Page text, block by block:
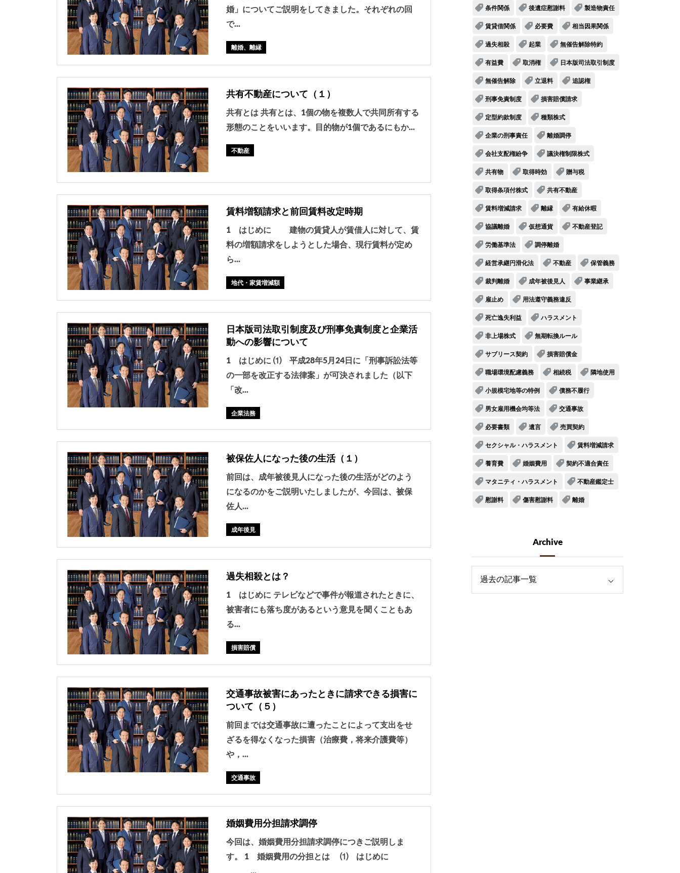
婚」についてご説明をしてきました。それぞれの回
で...
離婚、離縁
共有不動産について（１）
共有とは 共有とは、1個の物を複数人で共同所有する
形態のことをいいます。目的物が1個であるにもか...
不動産
賃料増額請求と前回賃料改定時期
1 はじめに 建物の賃貸人が賃借人に対して、賃
料の増額請求をしようとした場合、現行賃料が定め
ら...
地代・家賃増減額
日本版司法取引制度及び刑事免責制度と企業活
動への影響について
1 はじめに ⑴ 平成28年5月24日に「刑事訴訟法等
の一部を改正する法律案」が可決されました（以下
「改...
企業法務
被保佐人になった後の生活（１）
前回は、成年被後見人になった後の生活がどのよう
になるのかをご説明いたしましたが、今回は、被保
佐人...
成年後見
過失相殺とは？
1 はじめに テレビなどで事件が報道されたときに、
被害者にも落ち度があるという意見を聞くこともあ
る...
損害賠償
交通事故被害にあったときに請求できる損害に
ついて（５）
前回までは交通事故に遭ったことによって支出をせ
ざるを得なくなった損害（治療費，将来介護費等）
や，...
交通事故
婚姻費用分担請求調停
今回は、婚姻費用分担請求調停につきご説明しま
す。 1 婚姻費用の分担とは ⑴ はじめに
...
条件関係 後遺症慰謝料 製造物責任
賃貸借関係 必要費 相当因果関係
過失相殺 起業 無催告解除特約
有益費 取消権 日本版司法取引制度
無催告解除 立退料 追認権
刑事免責制度 損害賠償請求
定型約款制度 種類株式
企業の刑事責任 離婚調停
会社支配権紛争 議決権制限株式
共有物 取得時効 贈与税
取得条項付株式 共有不動産
賃料増減請求 離縁 有給休暇
協議離婚 仮想通貨 不動産登記
労働基準法 調停離婚
経営承継円滑化法 不動産 保管義務
裁判離婚 成年被後見人 事業継承
雇止め 用法遵守義務違反
死亡逸失利益 ハラスメント
非上場株式 無期転換ルール
サブリース契約 損害賠償金
職場環境配慮義務 相続税 隣地使用
小規模宅地等の特例 債務不履行
男女雇用機会均等法 交通事故
必要書類 遺言 売買契約
セクシャル・ハラスメント 賃料増減請求
養育費 婚姻費用 契約不適合責任
マタニティ・ハラスメント 不動産鑑定士
慰謝料 傷害慰謝料 離婚
Archive